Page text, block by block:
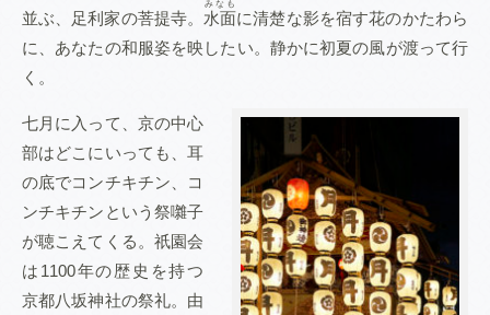
並ぶ、足利家の菩提寺。 水面
みなも
に清楚な影を宿す花のかたわら
に、あなたの和服姿を映したい。静かに初夏の風が渡って行
く。
七月に入って、京の中心
部はどこにいっても、耳
の底でコンチキチン、コ
ンチキチンという祭囃子
が聴こえてくる。祇園会
は1100年の歴史を持つ
京都八坂神社の祭礼。由